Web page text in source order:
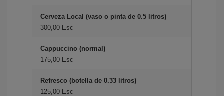
Cerveza Local (vaso o pinta de 0.5 litros)
300,00 Esc
Cappuccino (normal)
175,00 Esc
Refresco (botella de 0.33 litros)
125,00 Esc